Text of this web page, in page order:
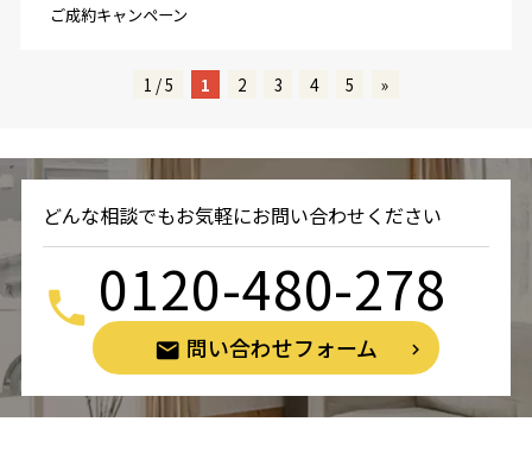
ご成約キャンペーン
1 / 5 1 2 3 4 5 »
どんな相談でもお気軽にお問い合わせください
0120-480-278
問い合わせフォーム